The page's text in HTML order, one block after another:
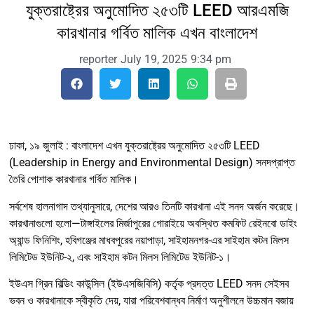
যুক্তরাষ্ট্রের অনুমোদিত ২৫৩টি LEED আরএমজি
কারখানার গর্বিত মালিক এখন বাংলাদেশ
reporter July 19, 2025 9:34 pm
ঢাকা, ১৯ জুলাই : বাংলাদেশ এখন যুক্তরাষ্ট্রের অনুমোদিত ২৫৩টি LEED
(Leadership in Energy and Environmental Design) সনদপ্রাপ্ত
তৈরি পোশাক কারখানার গর্বিত মালিক।
সর্বশেষ হালনাগাদ তথ্যানুসারে, দেশের আরও তিনটি কারখানা এই সনদ অর্জন করেছে।
কারখানাগুলো হলো—টাঙ্গাইলের মির্জাপুরের গোরাইয়ে অবস্থিত কমফিট রেইনবো ডাইং
অ্যান্ড ফিনিশিং, হবিগঞ্জের মাধবপুরের নয়াপাড়া, সাইহামনগর-এর সাইহাম কটন মিলস
লিমিটেড ইউনিট-২, এবং সাইহাম কটন মিলস লিমিটেড ইউনিট-১।
ইউএস গ্রিন বিল্ডিং কাউন্সিল (ইউএসজিবিসি) কর্তৃক প্রদত্ত LEED সনদ সেইসব
ভবন ও কারখানাকে স্বীকৃতি দেয়, যারা পরিবেশবান্ধব নির্মাণ অনুশীলনে উচ্চমান বজায়